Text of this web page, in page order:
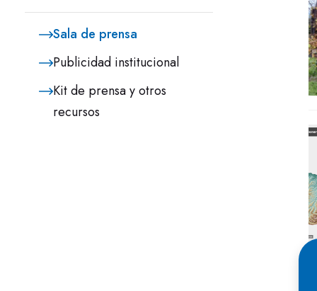
Sala de prensa
Publicidad institucional
Kit de prensa y otros
recursos